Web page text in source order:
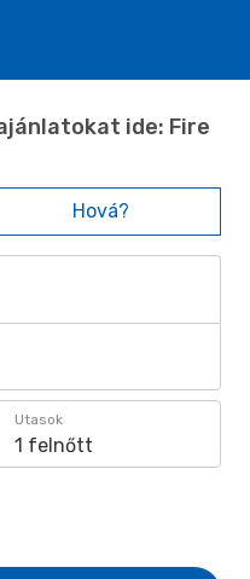
ide: Fire
Hová?
Utasok
1 felnőtt